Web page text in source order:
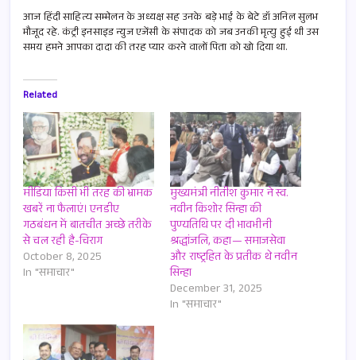
आज हिंदी साहित्य सम्मेलन के अध्यक्ष सह उनके बड़े भाई के बेटे डॉ अनिल सुलभ
मौजूद रहे. कंट्री इनसाइड न्युज एजेंसी के संपादक को जब उनकी मृत्यु हुई थी उस
समय हमने आपका दादा की तरह प्यार करने वालों पिता को खो दिया था.
Related
मीडिया किसी भी तरह की भ्रामक
खबरें ना फैलाएं। एनडीए
गठबंधन में बातचीत अच्छे तरीके
से चल रही है-चिराग
October 8, 2025
In "समाचार"
मुख्यमंत्री नीतीश कुमार ने स्व.
नवीन किशोर सिन्हा की
पुण्यतिथि पर दी भावभीनी
श्रद्धांजलि, कहा— समाजसेवा
और राष्ट्रहित के प्रतीक थे नवीन
सिन्हा
December 31, 2025
In "समाचार"